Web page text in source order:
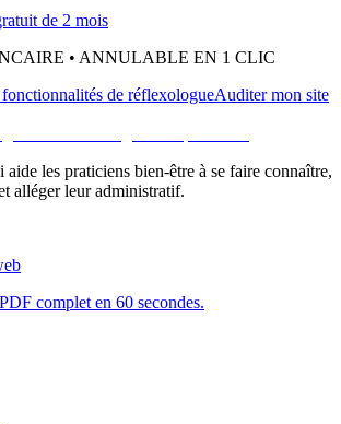
de 2 mois
• ANNULABLE EN 1 CLIC
de réflexologueAuditer mon site
les praticiens bien-être à se faire connaître,
alléger leur administratif.
complet en 60 secondes.